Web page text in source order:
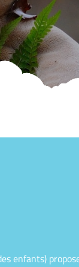
enfants)